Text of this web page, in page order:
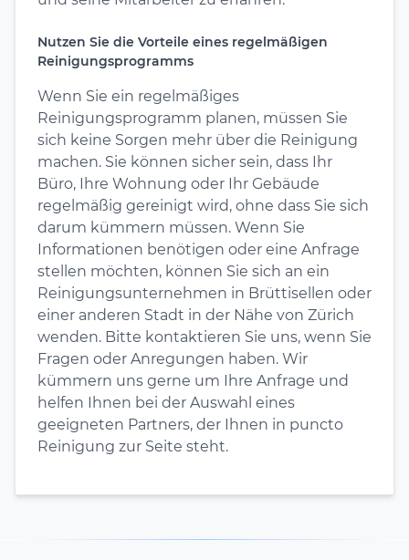
Nutzen Sie die Vorteile eines regelmäßigen
Reinigungsprogramms
Wenn Sie ein regelmäßiges
Reinigungsprogramm planen, müssen Sie
sich keine Sorgen mehr über die Reinigung
machen. Sie können sicher sein, dass Ihr
Büro, Ihre Wohnung oder Ihr Gebäude
regelmäßig gereinigt wird, ohne dass Sie sich
darum kümmern müssen. Wenn Sie
Informationen benötigen oder eine Anfrage
stellen möchten, können Sie sich an ein
Reinigungsunternehmen in Brüttisellen oder
einer anderen Stadt in der Nähe von Zürich
wenden. Bitte kontaktieren Sie uns, wenn Sie
Fragen oder Anregungen haben. Wir
kümmern uns gerne um Ihre Anfrage und
helfen Ihnen bei der Auswahl eines
geeigneten Partners, der Ihnen in puncto
Reinigung zur Seite steht.